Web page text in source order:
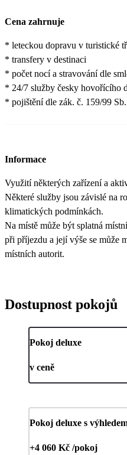
Cena zahrnuje
* leteckou dopravu v turistické
* transfery v destinaci
* počet nocí a stravování dle
* 24/7 služby česky hovořícího
* pojištění dle zák. č. 159/99 Sb.
Informace
Využití některých zařízení a
Některé služby jsou závislé na
klimatických podmínkách.
Na místě může být splatná
při příjezdu a její výše se může
místních autorit.
Dostupnost pokojů
Pokoj deluxe
v ceně
Pokoj deluxe s
+4 060 Kč /pokoj